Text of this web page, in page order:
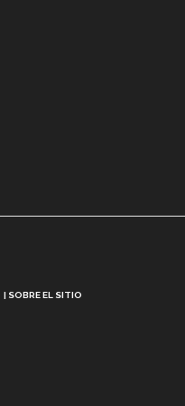
SOBRE EL SITIO